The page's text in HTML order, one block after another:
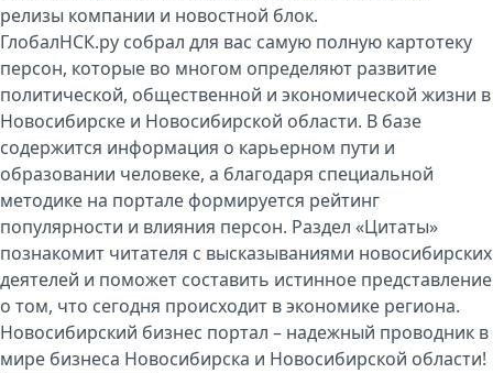
релизы компании и новостной блок.
ГлобалНСК.ру собрал для вас самую полную картотеку
персон, которые во многом определяют развитие
политической, общественной и экономической жизни в
Новосибирске и Новосибирской области. В базе
содержится информация о карьерном пути и
образовании человеке, а благодаря специальной
методике на портале формируется рейтинг
популярности и влияния персон. Раздел «Цитаты»
познакомит читателя с высказываниями новосибирских
деятелей и поможет составить истинное представление
о том, что сегодня происходит в экономике региона.
Новосибирский бизнес портал – надежный проводник в
мире бизнеса Новосибирска и Новосибирской области!